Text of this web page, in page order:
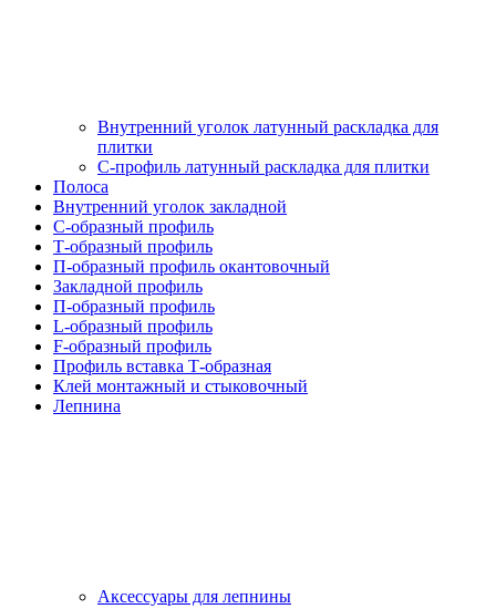
Внутренний уголок латунный раскладка для
плитки
С-профиль латунный раскладка для плитки
Полоса
Внутренний уголок закладной
С-образный профиль
Т-образный профиль
П-образный профиль окантовочный
Закладной профиль
П-образный профиль
L-образный профиль
F-образный профиль
Профиль вставка Т-образная
Клей монтажный и стыковочный
Лепнина
Аксессуары для лепнины